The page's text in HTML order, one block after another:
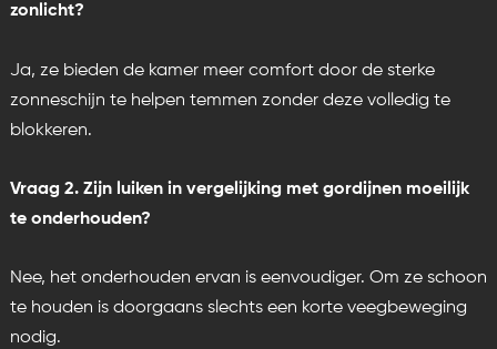
zonlicht?
Ja, ze bieden de kamer meer comfort door de sterke
zonneschijn te helpen temmen zonder deze volledig te
blokkeren.
Vraag 2. Zijn luiken in vergelijking met gordijnen moeilijk
te onderhouden?
Nee, het onderhouden ervan is eenvoudiger. Om ze schoon
te houden is doorgaans slechts een korte veegbeweging
nodig.